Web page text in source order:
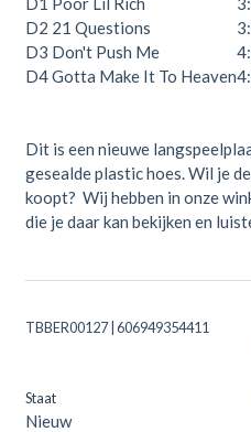
D2 21 Questions
D3 Don't Push Me
D4Gotta Make It To Heaven
Dit is een nieuwe
gesealde plastic hoes. Wil je
koopt? Wij hebben in onze
die je daar kan bekijken en
TBBER00127 | 606949354411
Staat
Nieuw